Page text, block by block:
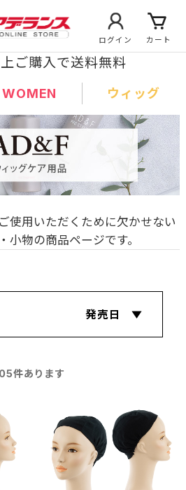
ログイン カート
ご購入で送料無料
WOMEN ウィッグ
使用いただくために欠かせない
小物の商品ページです。
件あります